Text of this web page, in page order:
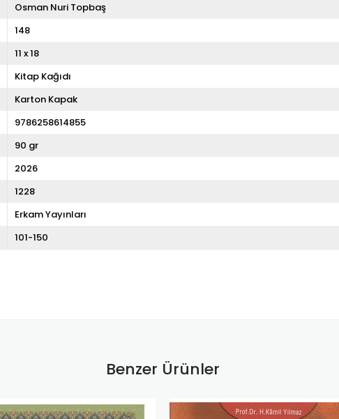
Osman Nuri Topbaş
148
11 x 18
Kitap Kağıdı
Karton Kapak
9786258614855
90 gr
2026
1228
Erkam Yayınları
101-150
Benzer Ürünler